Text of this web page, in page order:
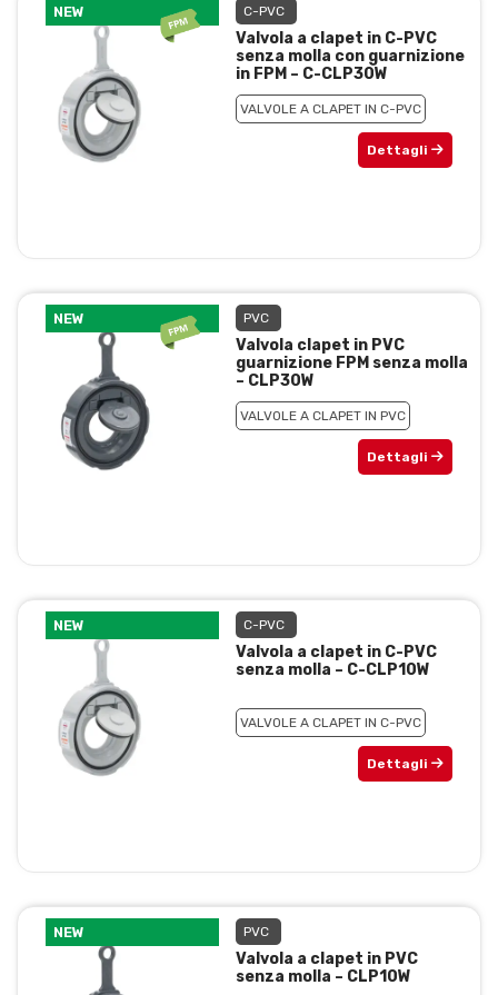
NEW C-PVC
Valvola a clapet in C-PVC
senza molla con guarnizione
in FPM – C-CLP30W
VALVOLE A CLAPET IN C-PVC
Dettagli
NEW PVC
Valvola clapet in PVC
guarnizione FPM senza molla
– CLP30W
VALVOLE A CLAPET IN PVC
Dettagli
NEW C-PVC
Valvola a clapet in C-PVC
senza molla – C-CLP10W
VALVOLE A CLAPET IN C-PVC
Dettagli
NEW PVC
Valvola a clapet in PVC
senza molla – CLP10W